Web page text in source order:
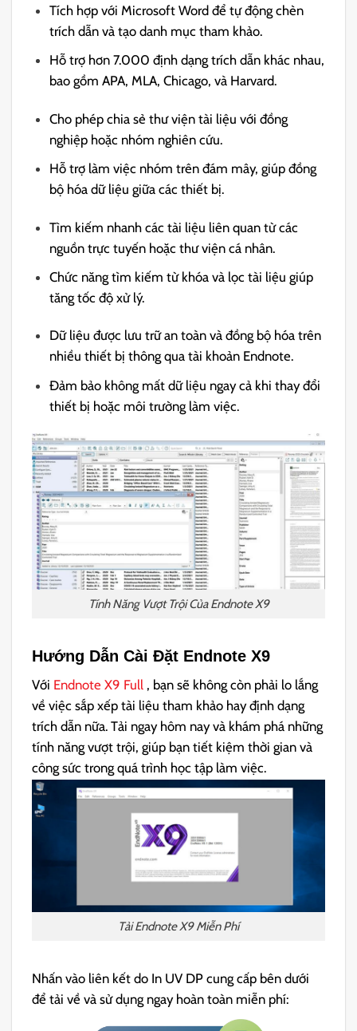
Tích hợp với Microsoft Word để tự động chèn
trích dẫn và tạo danh mục tham khảo.
Hỗ trợ hơn 7.000 định dạng trích dẫn khác nhau,
bao gồm APA, MLA, Chicago, và Harvard.
Cho phép chia sẻ thư viện tài liệu với đồng
nghiệp hoặc nhóm nghiên cứu.
Hỗ trợ làm việc nhóm trên đám mây, giúp đồng
bộ hóa dữ liệu giữa các thiết bị.
Tìm kiếm nhanh các tài liệu liên quan từ các
nguồn trực tuyến hoặc thư viện cá nhân.
Chức năng tìm kiếm từ khóa và lọc tài liệu giúp
tăng tốc độ xử lý.
Dữ liệu được lưu trữ an toàn và đồng bộ hóa trên
nhiều thiết bị thông qua tài khoản Endnote.
Đảm bảo không mất dữ liệu ngay cả khi thay đổi
thiết bị hoặc môi trường làm việc.
Tính Năng Vượt Trội Của Endnote X9
Hướng Dẫn Cài Đặt Endnote X9
Với Endnote X9 Full , bạn sẽ không còn phải lo lắng
về việc sắp xếp tài liệu tham khảo hay định dạng
trích dẫn nữa. Tải ngay hôm nay và khám phá những
tính năng vượt trội, giúp bạn tiết kiệm thời gian và
công sức trong quá trình học tập làm việc.
Tải Endnote X9 Miễn Phí
Nhấn vào liên kết do In UV DP cung cấp bên dưới
để tải về và sử dụng ngay hoàn toàn miễn phí: